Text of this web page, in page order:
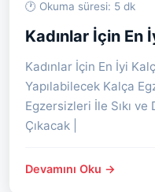
🕐 Okuma süresi: 5 dk
Kadınlar İçin En
Kadınlar İçin En İyi
Yapılabilecek Kalça
Egzersizleri İle Sıkı
Çıkacak |
Devamını Oku →